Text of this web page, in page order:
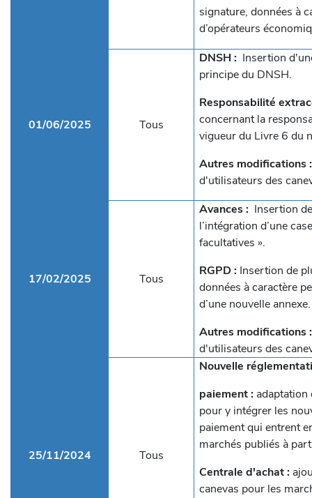
signature, données à
d’opérateurs
01/06/2025 Tous
DNSH : Insertion
principe du DNSH.
Responsabilité
concernant la
vigueur du Livre 6 du
Autres modifications
d'utilisateurs des
17/02/2025 Tous
Avances : Insertion
l’intégration d’une
facultatives ».
RGPD : Insertion de
données à caractère
d’une nouvelle annexe.
Autres modifications
d'utilisateurs des
25/11/2024 Tous
Nouvelle
paiement :
pour y intégrer les
paiement qui entrent
marchés publiés à
Centrale d'achat :
canevas pour les